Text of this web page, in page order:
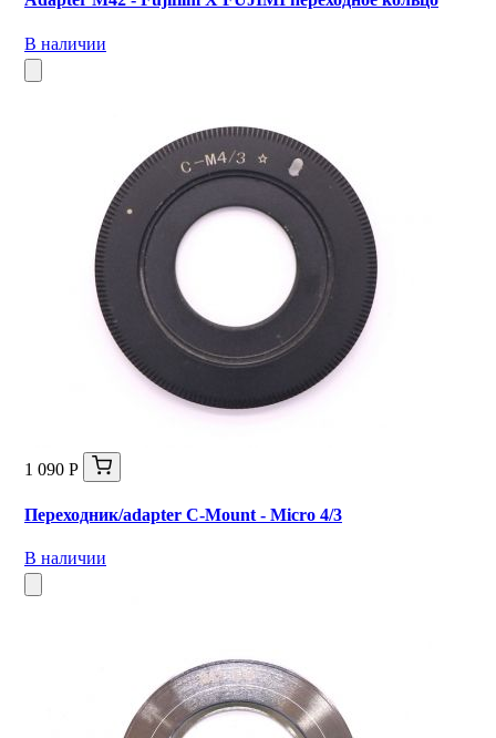
В наличии
1 090 Р
Переходник/adapter C-Mount - Micro 4/3
В наличии